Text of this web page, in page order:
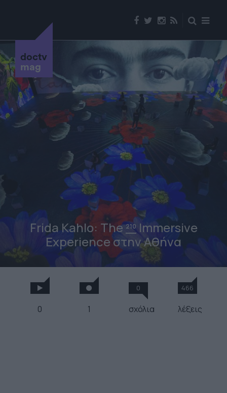
doctv
mag
Frida Kahlo: The210Immersive
Experience στην Αθήνα
0 1
0
σχόλια
466
λέξεις